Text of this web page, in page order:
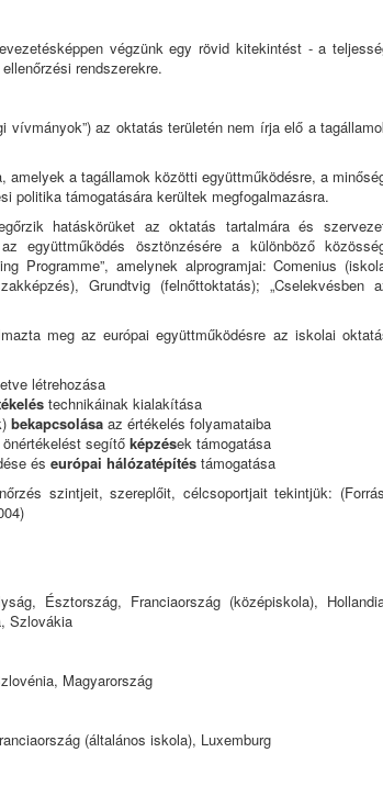
végzünk egy rövid kitekintést - a
rendszerekre.
vívmányok”) az oktatás területén nem írja elő a
a tagállamok közötti együttműködésre, a
politika támogatására kerültek megfogalmazásra.
hatáskörüket az oktatás tartalmára és
együttműködés ösztönzésére a különböző
Programme”, amelynek alprogramjai: Comenius
Grundtvig (felnőttoktatás); „Cselekvésben
meg az európai együttműködésre az iskolai
létrehozása
technikáinak kialakítása
bekapcsolása az értékelés folyamataiba
segítő képzések támogatása
és európai hálózatépítés támogatása
szintjeit, szereplőit, célcsoportjait tekintjük:
Észtország, Franciaország (középiskola),
Szlovákia
Magyarország
(általános iskola), Luxemburg